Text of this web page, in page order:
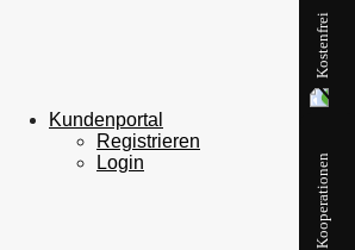
Kostenfrei
Kooperationen
Kundenportal
Registrieren
Login